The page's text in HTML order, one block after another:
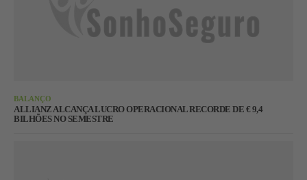
BALANÇO
ALLIANZ ALCANÇA LUCRO OPERACIONAL RECORDE DE € 9,4
BILHÕES NO SEMESTRE